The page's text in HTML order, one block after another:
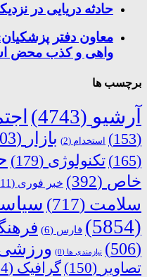
حادثه دریایی در
معاون دفتر
واهی و کذب محض
برچسب ها
آرشیو (4743)
(153)
استخدام (2) بازار (403)
(165)
تکنولوژی (179)
خاص (392) خبر فوری (11)
سلامت (717)
(5854)
فارس (6)
(506)
نیازمندی ها (0)
تصاویر (150) گرافیک (114)